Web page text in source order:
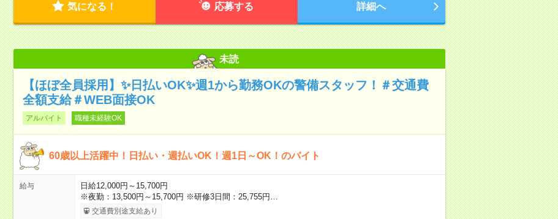
気になる！ 応募する 詳細へ
未読
【ほぼ全員採用】✨日払いOK✨週1から勤務OKの警備スタッフ！＃交通費
全額支給＃WEB面接OK
アルバイト 職種未経験OK
60歳以上活躍中！日払い・週払いOK！週1日～OK！のバイト
給与
日給12,000円～15,700円
※夜勤：13,500円～15,700円 ※研修3日間：25,755円…
交通費別途支給あり